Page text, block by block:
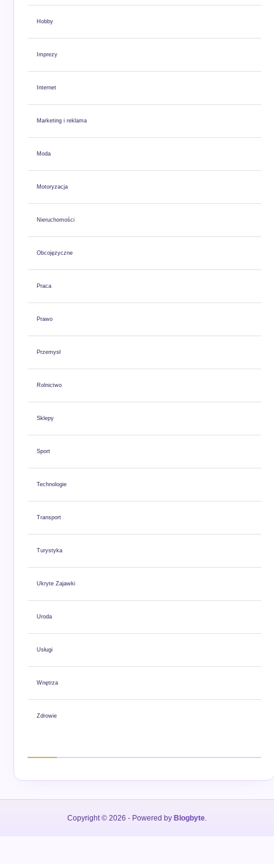
Hobby
Imprezy
Internet
Marketing i reklama
Moda
Motoryzacja
Nieruchomości
Obcojęzyczne
Praca
Prawo
Przemysł
Rolnictwo
Sklepy
Sport
Technologie
Transport
Turystyka
Ukryte Zajawki
Uroda
Usługi
Wnętrza
Zdrowie
Copyright © 2026 - Powered by Blogbyte.